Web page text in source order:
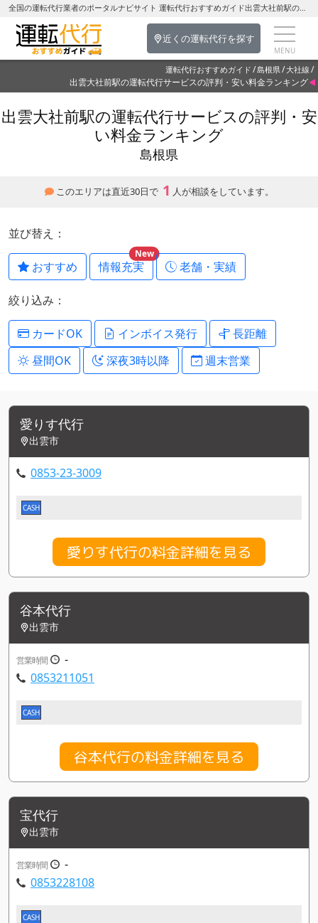
全国の運転代行業者のポータルナビサイト 運転代行おすすめガイド出雲大社前駅の運転代行を探す-島根県の運転代行
近くの運転代行を探す
運転代行おすすめガイド 島根県 大社線
出雲大社前駅の運転代行サービスの評判・安い料金ランキング
出雲大社前駅の運転代行サービスの評判・安
い料金ランキング
島根県
このエリアは直近30日で 1 人が相談をしています。
並び替え：
おすすめ 情報充実
New
老舗・実績
絞り込み：
カードOK インボイス発行
長距離
昼間OK
深夜3時以降 週末営業
愛りす代行
出雲市
0853-23-3009
CASH
愛りす代行の料金詳細を見る
谷本代行
出雲市
営業時間
-
0853211051
CASH
谷本代行の料金詳細を見る
宝代行
出雲市
営業時間
-
0853228108
CASH